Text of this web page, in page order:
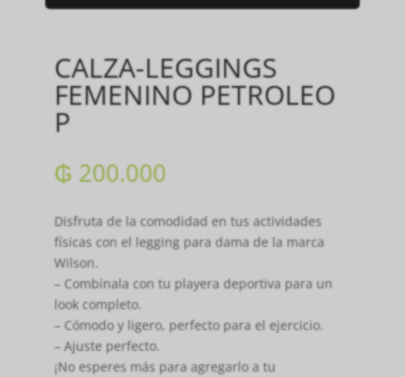
CALZA-LEGGINGS
FEMENINO PETROLEO
P
₲ 200.000
Disfruta de la comodidad en tus actividades
físicas con el legging para dama de la marca
Wilson.
– Combínala con tu playera deportiva para un
look completo.
– Cómodo y ligero, perfecto para el ejercicio.
– Ajuste perfecto.
¡No esperes más para agregarlo a tu